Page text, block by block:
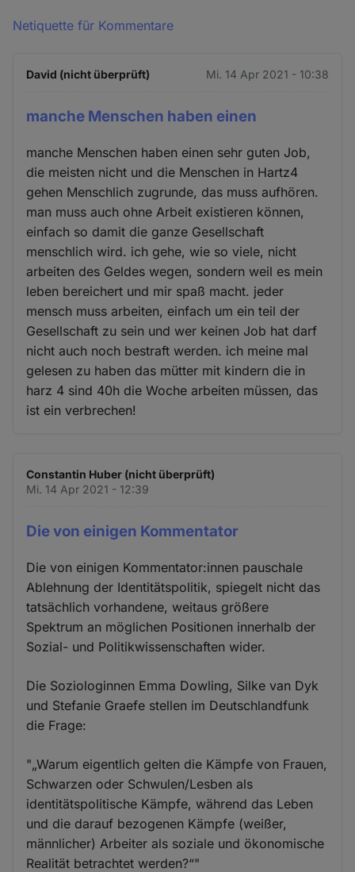
Netiquette für Kommentare
David (nicht überprüft) Mi. 14 Apr 2021 - 10:38
manche Menschen haben einen
manche Menschen haben einen sehr guten Job,
die meisten nicht und die Menschen in Hartz4
gehen Menschlich zugrunde, das muss aufhören.
man muss auch ohne Arbeit existieren können,
einfach so damit die ganze Gesellschaft
menschlich wird. ich gehe, wie so viele, nicht
arbeiten des Geldes wegen, sondern weil es mein
leben bereichert und mir spaß macht. jeder
mensch muss arbeiten, einfach um ein teil der
Gesellschaft zu sein und wer keinen Job hat darf
nicht auch noch bestraft werden. ich meine mal
gelesen zu haben das mütter mit kindern die in
harz 4 sind 40h die Woche arbeiten müssen, das
ist ein verbrechen!
Constantin Huber (nicht überprüft)
Mi. 14 Apr 2021 - 12:39
Die von einigen Kommentator
Die von einigen Kommentator:innen pauschale
Ablehnung der Identitätspolitik, spiegelt nicht das
tatsächlich vorhandene, weitaus größere
Spektrum an möglichen Positionen innerhalb der
Sozial- und Politikwissenschaften wider.
Die Soziologinnen Emma Dowling, Silke van Dyk
und Stefanie Graefe stellen im Deutschlandfunk
die Frage:
"„Warum eigentlich gelten die Kämpfe von Frauen,
Schwarzen oder Schwulen/Lesben als
identitätspolitische Kämpfe, während das Leben
und die darauf bezogenen Kämpfe (weißer,
männlicher) Arbeiter als soziale und ökonomische
Realität betrachtet werden?“"